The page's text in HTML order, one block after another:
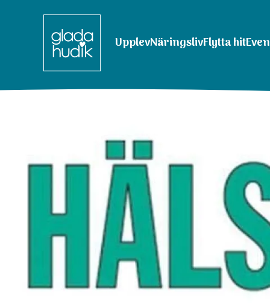
UpplevNäringslivFlytta hit